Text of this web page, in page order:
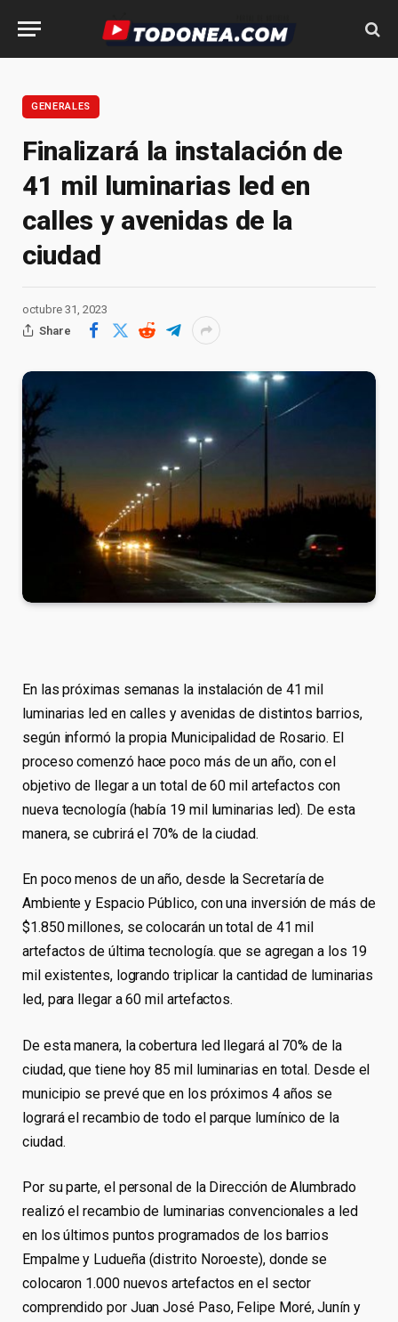
GENERALES
Finalizará la instalación de
41 mil luminarias led en
calles y avenidas de la
ciudad
octubre 31, 2023
Share
En las próximas semanas la instalación de 41 mil
luminarias led en calles y avenidas de distintos barrios,
según informó la propia Municipalidad de Rosario. El
proceso comenzó hace poco más de un año, con el
objetivo de llegar a un total de 60 mil artefactos con
nueva tecnología (había 19 mil luminarias led). De esta
manera, se cubrirá el 70% de la ciudad.
En poco menos de un año, desde la Secretaría de
Ambiente y Espacio Público, con una inversión de más de
$1.850 millones, se colocarán un total de 41 mil
artefactos de última tecnología. que se agregan a los 19
mil existentes, logrando triplicar la cantidad de luminarias
led, para llegar a 60 mil artefactos.
De esta manera, la cobertura led llegará al 70% de la
ciudad, que tiene hoy 85 mil luminarias en total. Desde el
municipio se prevé que en los próximos 4 años se
logrará el recambio de todo el parque lumínico de la
ciudad.
Por su parte, el personal de la Dirección de Alumbrado
realizó el recambio de luminarias convencionales a led
en los últimos puntos programados de los barrios
Empalme y Ludueña (distrito Noroeste), donde se
colocaron 1.000 nuevos artefactos en el sector
comprendido por Juan José Paso, Felipe Moré, Junín y